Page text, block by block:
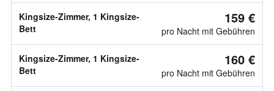
Kingsize-Zimmer, 1 Kingsize-
Bett
159 €
pro Nacht mit Gebühren
Kingsize-Zimmer, 1 Kingsize-
Bett
160 €
pro Nacht mit Gebühren